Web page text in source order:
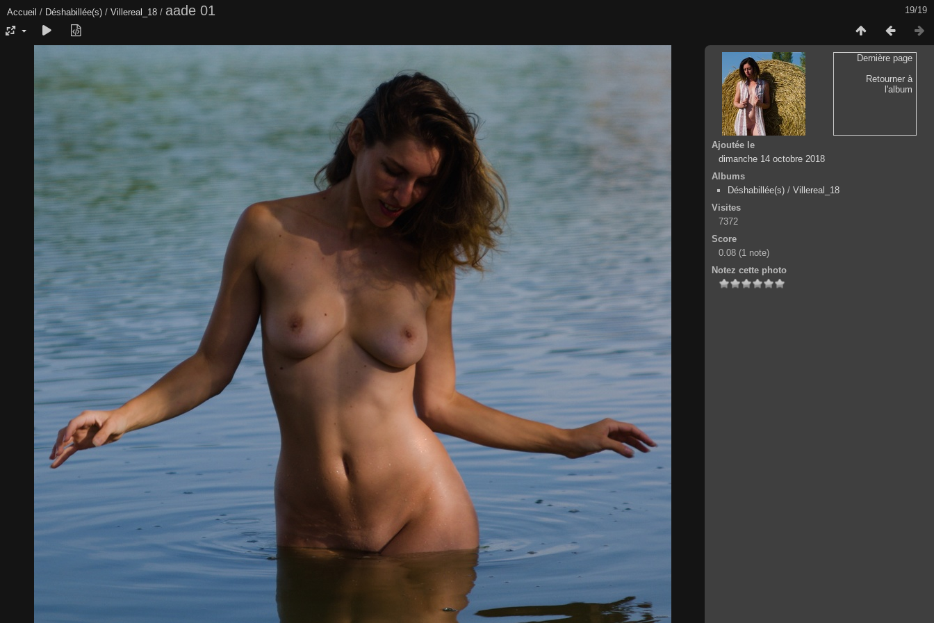
19/19
Accueil / Déshabillée(s) / Villereal_18 / aade 01
Dernière page
Retourner à
l'album
Ajoutée le
dimanche 14 octobre 2018
Albums
Déshabillée(s) / Villereal_18
Visites
7372
Score
0.08 (1 note)
Notez cette photo